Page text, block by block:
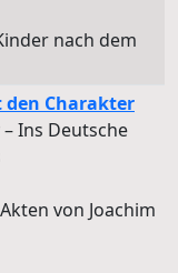
nach dem
den Charakter
Ins Deutsche
von Joachim